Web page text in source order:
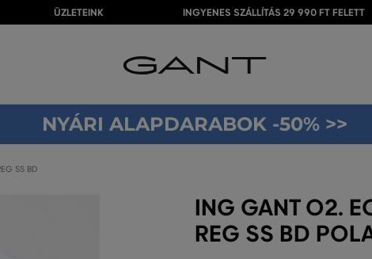
ÜZLETEINK INGYENES SZÁLLÍTÁS 29 990 FT FELETT
NYÁRI ALAPDARABOK -50% >>
SS BD
ING GANT O2.
REG SS BD